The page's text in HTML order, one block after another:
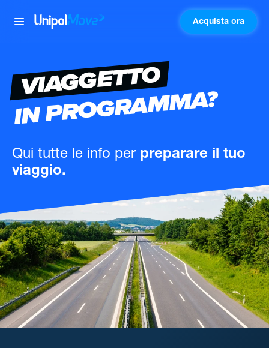
UnipolMove Acquista ora
VIAGGETTO
IN PROGRAMMA?
Qui tutte le info per preparare il tuo
viaggio.